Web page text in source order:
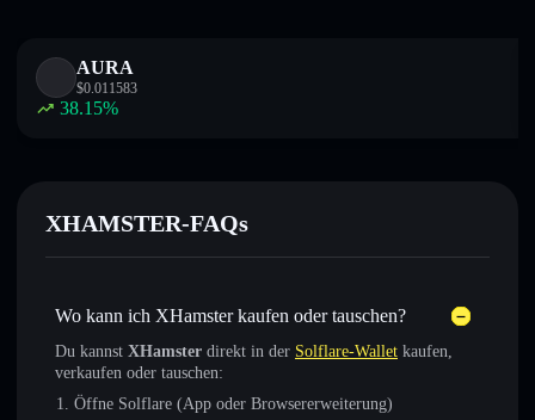
AURA
$0.011583
38.15%
XHAMSTER-FAQs
Wo kann ich XHamster kaufen oder tauschen?
Du kannst XHamster direkt in der Solflare-Wallet kaufen,
verkaufen oder tauschen:
Öffne Solflare (App oder Browsererweiterung)